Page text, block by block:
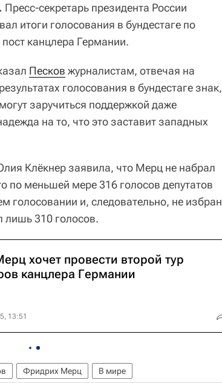
Пресс-секретарь президента России
итоги голосования в бундестаге по
канцлера Германии.
Песков журналистам, отвечая на
голосования в бундестаге знак,
заручиться поддержкой даже
на то, что это заставит западных
Клёкнер заявила, что Мерц не набрал
по меньшей мере 316 голосов депутатов
голосовании и, следовательно, не избран
лишь 310 голосов.
хочет провести второй тур
канцлера Германии
13:51
Фридрих Мерц В мире